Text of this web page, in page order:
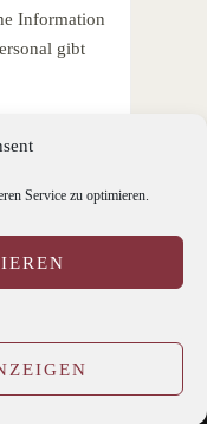
Service zu optimieren.
Information
gibt
gGmbH